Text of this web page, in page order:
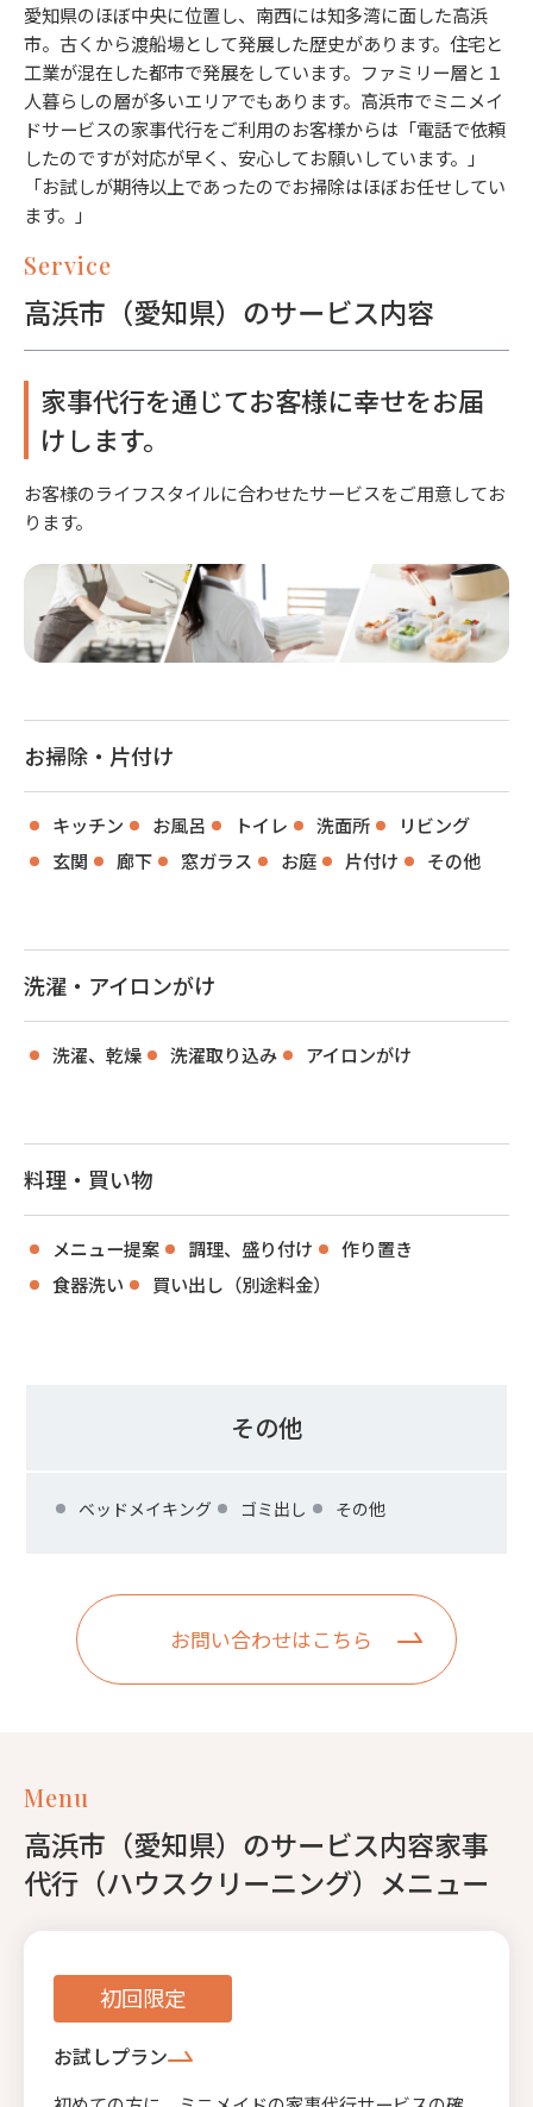
愛知県のほぼ中央に位置し、南西には知多湾に面した高浜
市。古くから渡船場として発展した歴史があります。住宅と
工業が混在した都市で発展をしています。ファミリー層と１
人暮らしの層が多いエリアでもあります。高浜市でミニメイ
ドサービスの家事代行をご利用のお客様からは「電話で依頼
したのですが対応が早く、安心してお願いしています。」
「お試しが期待以上であったのでお掃除はほぼお任せしてい
ます。」
Service
高浜市（愛知県）のサービス内容
家事代行を通じてお客様に幸せをお届
けします。
お客様のライフスタイルに合わせたサービスをご用意してお
ります。
お掃除・片付け
キッチン お風呂 トイレ 洗面所
リビング
玄関
廊下 窓ガラス お庭 片付け その他
洗濯・アイロンがけ
洗濯、乾燥 洗濯取り込み アイロンがけ
料理・買い物
メニュー提案 調理、盛り付け
作り置き
食器洗い
買い出し（別途料金）
その他
ベッドメイキング ゴミ出し その他
お問い合わせはこちら
Menu
高浜市（愛知県）のサービス内容家事
代行（ハウスクリーニング）メニュー
初回限定
お試しプラン